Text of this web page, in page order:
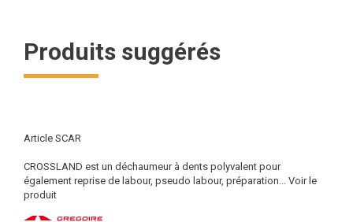
Produits suggérés
Article SCAR
CROSSLAND est un déchaumeur à dents polyvalent pour
également reprise de labour, pseudo labour, préparation... Voir le
produit